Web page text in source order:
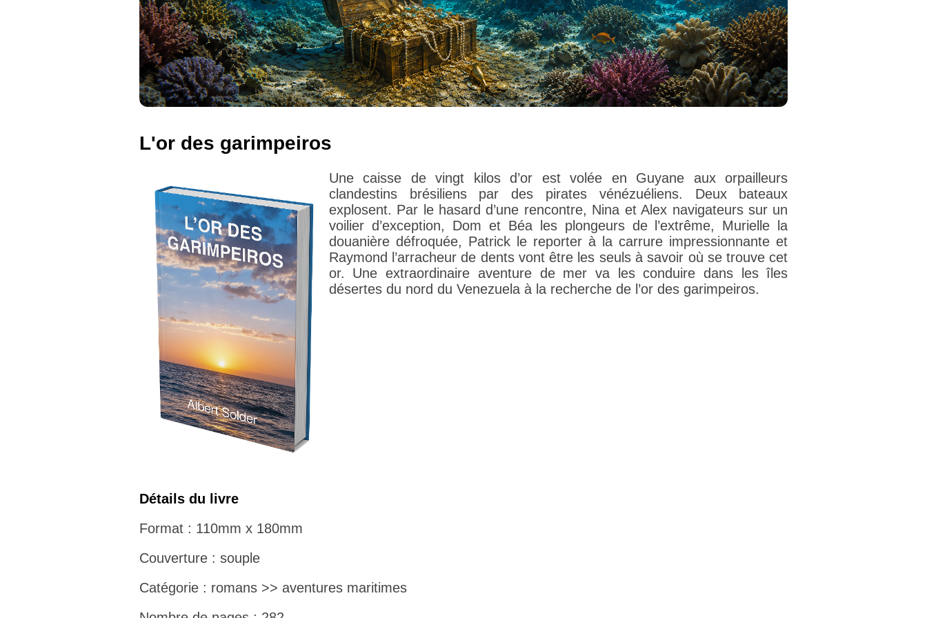
L'or des garimpeiros
Une caisse de vingt kilos d’or est volée en Guyane aux orpailleurs
clandestins brésiliens par des pirates vénézuéliens. Deux bateaux
explosent. Par le hasard d’une rencontre, Nina et Alex navigateurs sur un
voilier d’exception, Dom et Béa les plongeurs de l’extrême, Murielle la
douanière défroquée, Patrick le reporter à la carrure impressionnante et
Raymond l’arracheur de dents vont être les seuls à savoir où se trouve cet
or. Une extraordinaire aventure de mer va les conduire dans les îles
désertes du nord du Venezuela à la recherche de l’or des garimpeiros.
Détails du livre
Format : 110mm x 180mm
Couverture : souple
Catégorie : romans >> aventures maritimes